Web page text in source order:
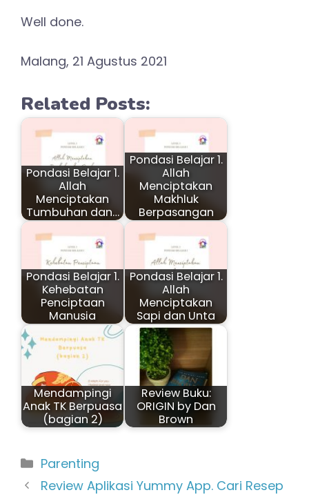
Well done.
Malang, 21 Agustus 2021
Related Posts:
Pondasi Belajar 1.
Allah
Menciptakan
Tumbuhan dan…
Pondasi Belajar 1.
Allah
Menciptakan
Makhluk
Berpasangan
Pondasi Belajar 1.
Kehebatan
Penciptaan
Manusia
Pondasi Belajar 1.
Allah
Menciptakan
Sapi dan Unta
Mendampingi
Anak TK Berpuasa
(bagian 2)
Review Buku:
ORIGIN by Dan
Brown
Kategori
Parenting
Review Aplikasi Yummy App. Cari Resep